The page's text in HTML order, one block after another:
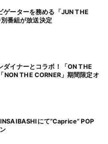
ゲーターを務める「JUN THE
番組が放送決定
ダイナーとコラボ！「ON THE
NON THE CORNER」期間限定オ
にて”Caprice” POP